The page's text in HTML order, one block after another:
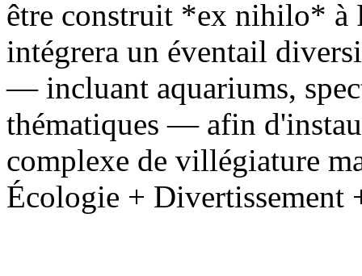
être construit *ex nihilo* à
intégrera un éventail
— incluant aquariums,
thématiques — afin
complexe de villégiature
Écologie + Divertissement